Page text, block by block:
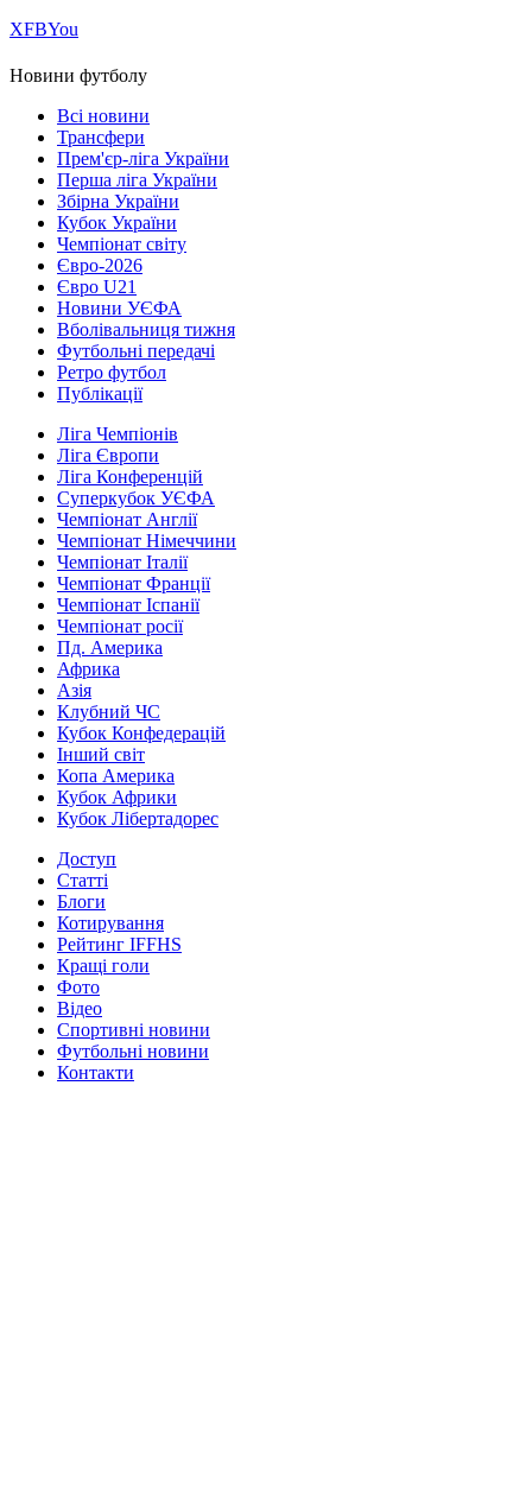
ХFBYou
Новини футболу
Всі новини
Трансфери
Прем'єр-ліга України
Перша ліга України
Збірна України
Кубок України
Чемпіонат світу
Євро-2026
Євро U21
Новини УЄФА
Вболівальниця тижня
Футбольні передачі
Ретро футбол
Публікації
Ліга Чемпіонів
Ліга Європи
Ліга Конференцій
Суперкубок УЄФА
Чемпіонат Англії
Чемпіонат Німеччини
Чемпіонат Італії
Чемпіонат Франції
Чемпіонат Іспанії
Чемпіонат росії
Пд. Америка
Африка
Азія
Клубний ЧС
Кубок Конфедерацій
Інший світ
Копа Америка
Кубок Африки
Кубок Лібертадорес
Доступ
Статті
Блоги
Котирування
Рейтинг IFFHS
Кращі голи
Фото
Відео
Спортивні новини
Футбольні новини
Контакти